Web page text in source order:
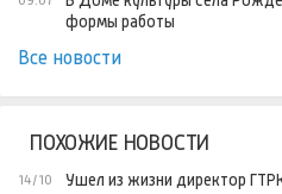
формы работы
Все новости
ПОХОЖИЕ НОВОСТИ
14/10 Ушел из жизни директор